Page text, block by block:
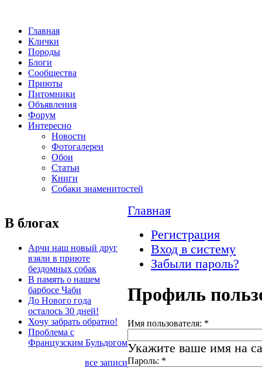
Главная
Клички
Породы
Блоги
Сообщества
Приюты
Питомники
Объявления
Форум
Интересно
Новости
Фотогалереи
Обои
Статьи
Книги
Собаки знаменитостей
В блогах
Арчи наш новый друг
взяли в приюте
бездомных собак
В память о нашем
барбосе Чаби
До Нового года
осталось 30 дней!
Хочу забрать обратно!
Проблема с
Французским Бульдогом
все записи
Главная
Регистрация
Вход в систему
Забыли пароль?
Профиль
Имя пользователя: *
Укажите ваше имя на
Пароль: *